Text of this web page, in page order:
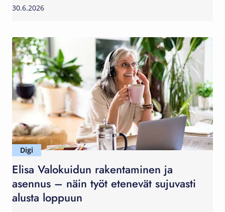
30.6.2026
Digi
Elisa Valokuidun rakentaminen ja
asennus – näin työt etenevät sujuvasti
alusta loppuun